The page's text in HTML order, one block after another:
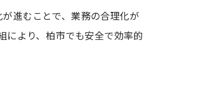
進むことで、業務の合理化が
により、柏市でも安全で効率的